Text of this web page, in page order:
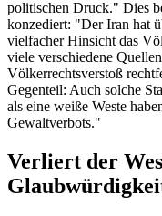
politischen Druck." Dies
konzediert: "Der Iran hat
vielfacher Hinsicht das
viele verschiedene
Völkerrechtsverstoß
Gegenteil: Auch solche
als eine weiße Weste
Gewaltverbots."
Verliert der